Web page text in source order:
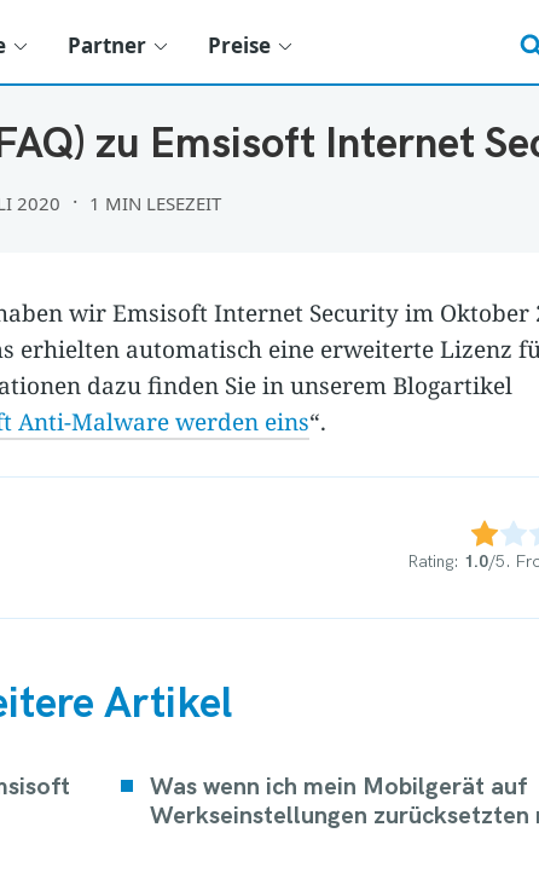
Partner Preise
zu Emsisoft Internet
2020 1 MIN LESEZEIT
wir Emsisoft Internet Security im Oktober
erhielten automatisch eine erweiterte Lizenz
dazu finden Sie in unserem Blogartikel
Anti-Malware werden eins“.
Rating: 1.0/5.
Artikel
Was wenn ich mein Mobilgerät auf
Werkseinstellungen zurücksetzten